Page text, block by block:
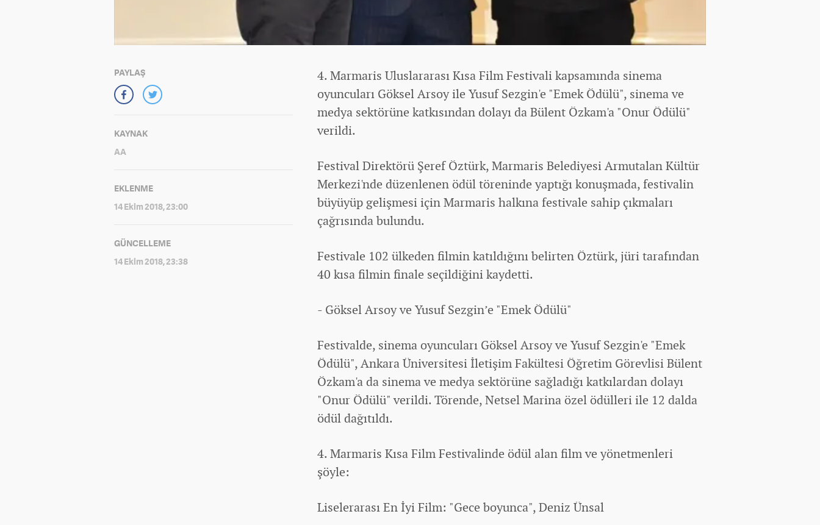
PAYLAŞ
KAYNAK
AA
EKLENME
14 Ekim 2018, 23:00
GÜNCELLEME
14 Ekim 2018, 23:38
4. Marmaris Uluslararası Kısa Film Festivali kapsamında sinema
oyuncuları Göksel Arsoy ile Yusuf Sezgin'e "Emek Ödülü", sinema ve
medya sektörüne katkısından dolayı da Bülent Özkam'a "Onur Ödülü"
verildi.
Festival Direktörü Şeref Öztürk, Marmaris Belediyesi Armutalan Kültür
Merkezi'nde düzenlenen ödül töreninde yaptığı konuşmada, festivalin
büyüyüp gelişmesi için Marmaris halkına festivale sahip çıkmaları
çağrısında bulundu.
Festivale 102 ülkeden filmin katıldığını belirten Öztürk, jüri tarafından
40 kısa filmin finale seçildiğini kaydetti.
- Göksel Arsoy ve Yusuf Sezgin’e "Emek Ödülü"
Festivalde, sinema oyuncuları Göksel Arsoy ve Yusuf Sezgin'e "Emek
Ödülü", Ankara Üniversitesi İletişim Fakültesi Öğretim Görevlisi Bülent
Özkam'a da sinema ve medya sektörüne sağladığı katkılardan dolayı
"Onur Ödülü" verildi. Törende, Netsel Marina özel ödülleri ile 12 dalda
ödül dağıtıldı.
4. Marmaris Kısa Film Festivalinde ödül alan film ve yönetmenleri
şöyle:
Liselerarası En İyi Film: "Gece boyunca", Deniz Ünsal